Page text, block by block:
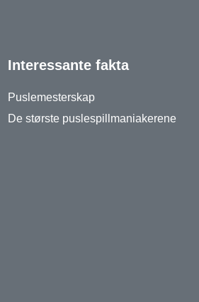
Interessante fakta
Puslemesterskap
De største puslespillmaniakerene